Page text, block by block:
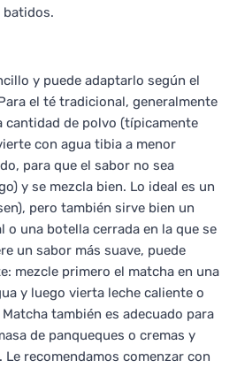
batidos.
y puede adaptarlo según el
el té tradicional, generalmente
cantidad de polvo (típicamente
con agua tibia a menor
para que el sabor no sea
y se mezcla bien. Lo ideal es un
pero también sirve bien un
o una botella cerrada en la que se
un sabor más suave, puede
mezcle primero el matcha en una
y luego vierta leche caliente o
también es adecuado para
de panqueques o cremas y
recomendamos comenzar con